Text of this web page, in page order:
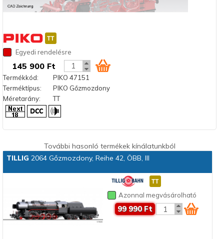
Egyedi rendelésre
145 900 Ft
Termékkód:
PIKO 47151
Terméktípus:
PIKO Gőzmozdony
Méretarány:
TT
További hasonló termékek kínálatunkból
TILLIG 2064 Gőzmozdony, Reihe 42, ÖBB, III
Azonnal megvásárolható
99 990 Ft